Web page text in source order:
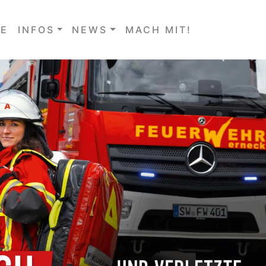
INFOS NEWS MACH MIT!